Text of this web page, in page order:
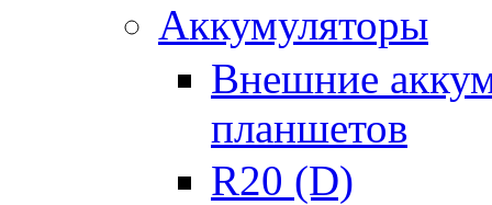
Аккумуляторы
Внешние
планшетов
R20 (D)